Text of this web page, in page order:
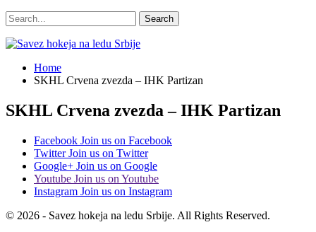
Home
SKHL Crvena zvezda – IHK Partizan
SKHL Crvena zvezda – IHK Partizan
Facebook Join us on Facebook
Twitter Join us on Twitter
Google+ Join us on Google
Youtube Join us on Youtube
Instagram Join us on Instagram
© 2026 - Savez hokeja na ledu Srbije. All Rights Reserved.